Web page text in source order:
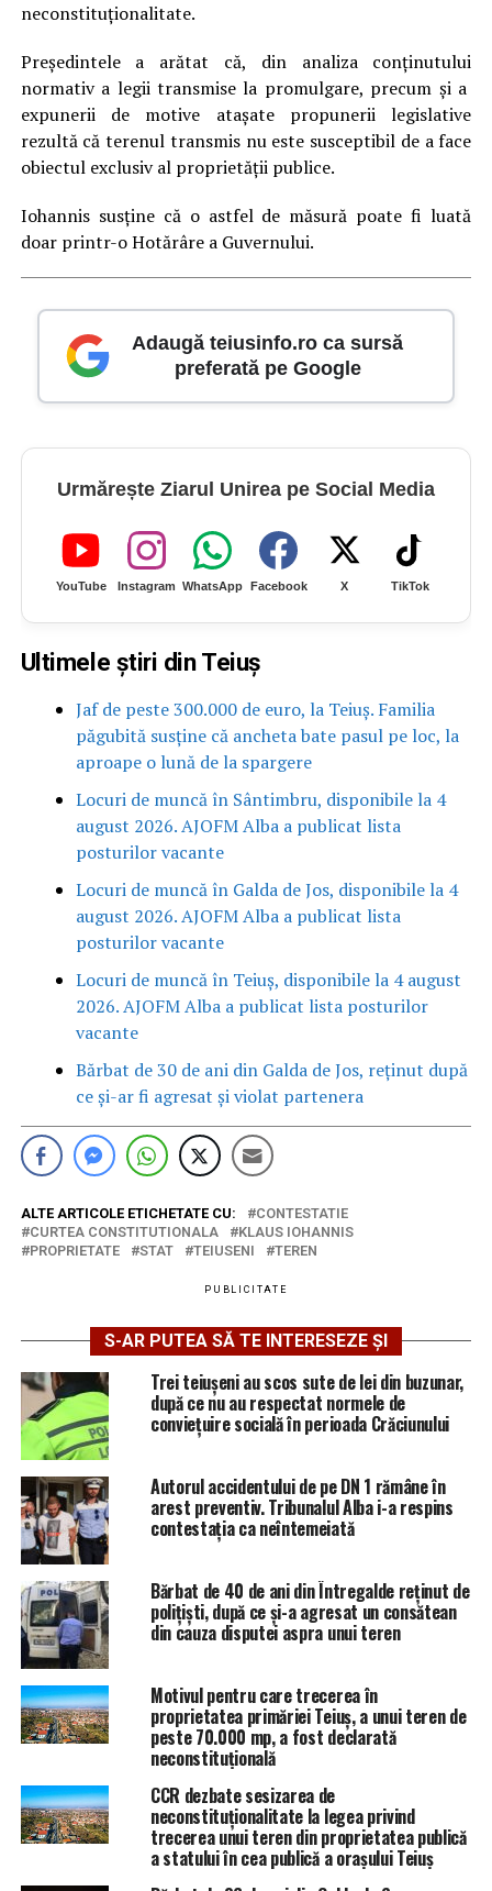
neconstituţionalitate.
Preşedintele a arătat că, din analiza conţinutului
normativ a legii transmise la promulgare, precum şi a
expunerii de motive ataşate propunerii legislative
rezultă că terenul transmis nu este susceptibil de a face
obiectul exclusiv al proprietăţii publice.
Iohannis susţine că o astfel de măsură poate fi luată
doar printr-o Hotărâre a Guvernului.
Adaugă teiusinfo.ro ca sursă
preferată pe Google
Urmărește Ziarul Unirea pe Social Media
YouTube Instagram WhatsApp Facebook X TikTok
Ultimele știri din Teiuș
Jaf de peste 300.000 de euro, la Teiuș. Familia
păgubită susține că ancheta bate pasul pe loc, la
aproape o lună de la spargere
Locuri de muncă în Sântimbru, disponibile la 4
august 2026. AJOFM Alba a publicat lista
posturilor vacante
Locuri de muncă în Galda de Jos, disponibile la 4
august 2026. AJOFM Alba a publicat lista
posturilor vacante
Locuri de muncă în Teiuș, disponibile la 4 august
2026. AJOFM Alba a publicat lista posturilor
vacante
Bărbat de 30 de ani din Galda de Jos, reținut după
ce și-ar fi agresat și violat partenera
ALTE ARTICOLE ETICHETATE CU:
CONTESTATIE
CURTEA CONSTITUTIONALA
KLAUS IOHANNIS
PROPRIETATE
STAT TEIUSENI TEREN
PUBLICITATE
S-AR PUTEA SĂ TE INTERESEZE ȘI
Trei teiușeni au scos sute de lei din buzunar,
după ce nu au respectat normele de
conviețuire socială în perioada Crăciunului
Autorul accidentului de pe DN 1 rămâne în
arest preventiv. Tribunalul Alba i-a respins
contestația ca neîntemeiată
Bărbat de 40 de ani din Întregalde reținut de
polițiști, după ce și-a agresat un consătean
din cauza disputei aspra unui teren
Motivul pentru care trecerea în
proprietatea primăriei Teiuș, a unui teren de
peste 70.000 mp, a fost declarată
neconstituțională
CCR dezbate sesizarea de
neconstituţionalitate la legea privind
trecerea unui teren din proprietatea publică
a statului în cea publică a orașului Teiuș